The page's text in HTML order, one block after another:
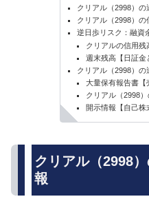
クリアル（2998）
クリアル（2998）の
逆日歩リスク：融資
クリアルの信用残
週末残高【日証金
クリアル（2998）の
大量保有報告書【
クリアル（2998
開示情報【自己株
クリアル（2998
報